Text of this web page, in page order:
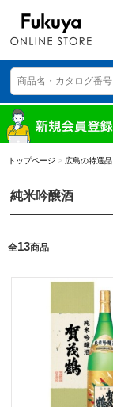
トップページ > 広島の特選品
純米吟醸酒
全13商品